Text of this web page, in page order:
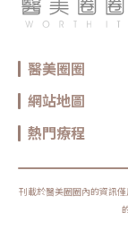
醫美圈圈
網站地圖
熱門療程
刊載於醫美圈圈內的資訊